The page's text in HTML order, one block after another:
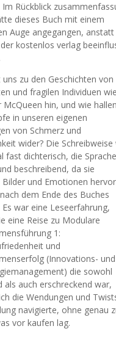
Im Rückblick
dieses Buch mit einem
Auge angegangen, anstatt
kostenlos verlag
uns zu den Geschichten von
und fragilen Individuen wie
McQueen hin, und wie hallen
in unseren eigenen
von Schmerz und
wider? Die Schreibweise
fast dichterisch, die Sprache
beschreibend, da sie
Bilder und Emotionen
dem Ende des Buches
Es war eine Leseerfahrung,
eine Reise zu Modulare
1:
und
(Innovations- und
die sowohl
als auch erschreckend war,
die Wendungen und
navigierte, ohne genau
vor kaufen lag.